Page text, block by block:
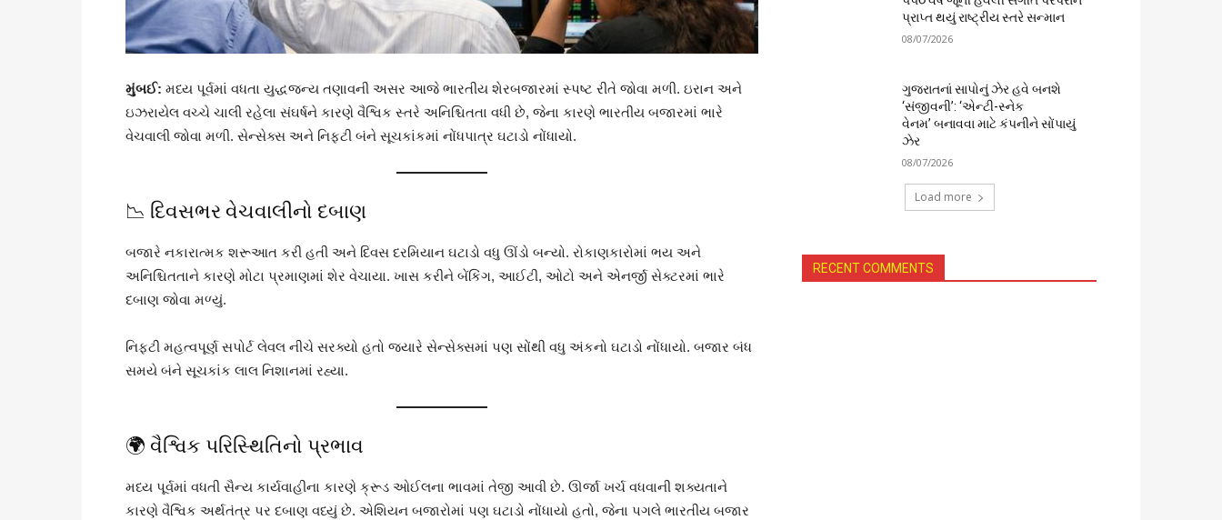
મુંબઈ: મધ્ય પૂર્વમાં વધતા યુદ્ધજન્ય તણાવની અસર આજે ભારતીય શેરબજારમાં સ્પષ્ટ રીતે જોવા મળી. ઇરાન અને
ઇઝરાયેલ વચ્ચે ચાલી રહેલા સંઘર્ષને કારણે વૈશ્વિક સ્તરે અનિશ્ચિતતા વધી છે, જેના કારણે ભારતીય બજારમાં ભારે
વેચવાલી જોવા મળી. સેન્સેક્સ અને નિફ્ટી બંને સૂચકાંકમાં નોંધપાત્ર ઘટાડો નોંધાયો.
📉 દિવસભર વેચવાલીનો દબાણ
બજારે નકારાત્મક શરૂઆત કરી હતી અને દિવસ દરમિયાન ઘટાડો વધુ ઊંડો બન્યો. રોકાણકારોમાં ભય અને
અનિશ્ચિતતાને કારણે મોટા પ્રમાણમાં શેર વેચાયા. ખાસ કરીને બેંકિંગ, આઈટી, ઓટો અને એનર્જી સેક્ટરમાં ભારે
દબાણ જોવા મળ્યું.
નિફ્ટી મહત્વપૂર્ણ સપોર્ટ લેવલ નીચે સરક્યો હતો જ્યારે સેન્સેક્સમાં પણ સોંથી વધુ અંકનો ઘટાડો નોંધાયો. બજાર બંધ
સમયે બંને સૂચકાંક લાલ નિશાનમાં રહ્યા.
🌍 વૈશ્વિક પરિસ્થિતિનો પ્રભાવ
મધ્ય પૂર્વમાં વધતી સૈન્ય કાર્યવાહીના કારણે ક્રૂડ ઓઈલના ભાવમાં તેજી આવી છે. ઊર્જા ખર્ચ વધવાની શક્યતાને
કારણે વૈશ્વિક અર્થતંત્ર પર દબાણ વધ્યું છે. એશિયન બજારોમાં પણ ઘટાડો નોંધાયો હતો, જેના પગલે ભારતીય બજાર
પ્રાપ્ત થયું રાષ્ટ્રીય સ્તરે સન્માન
08/07/2026
ગુજરાતનાં સાપોનું ઝેર હવે બનશે
‘સંજીવની’: ‘એન્ટી-સ્નેક
વેનમ’ બનાવવા માટે કંપનીને સોંપાયું
ઝેર
08/07/2026
Load more
RECENT COMMENTS